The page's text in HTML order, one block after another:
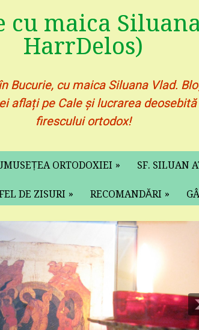
maica
HarrDelos)
cu maica Siluana Vlad.
aflați pe Cale și lucrarea
firescului ortodox!
ORTODOXIEI » SF. SILUAN
DE ZISURI » RECOMANDĂRI »